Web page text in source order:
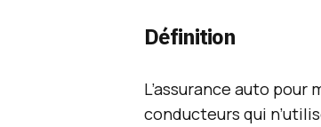
Définition
L’assurance auto
conducteurs qui